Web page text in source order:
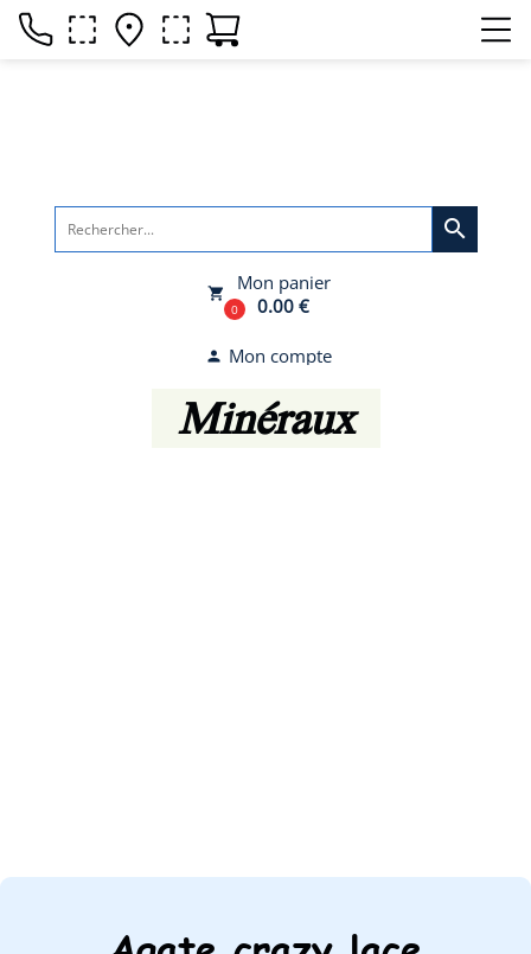
search
local_grocery_store
0
Mon panier
0.00 €
person Mon compte
Minéraux